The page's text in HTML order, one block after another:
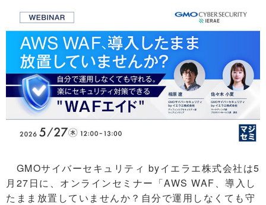
GMOサイバーセキュリティ byイエラエ株式会社は5
月27日に、オンラインセミナー「AWS WAF、導入し
たまま放置していませんか？自分で運用しなくても守